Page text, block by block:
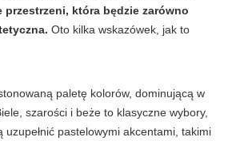
która będzie zarówno
Oto kilka wskazówek, jak to
paletę kolorów, dominującą w
szarości i beże to klasyczne wybory,
uzupełnić pastelowymi akcentami, takimi